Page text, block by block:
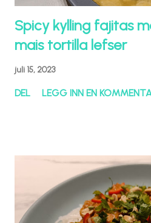
Spicy kylling fajitas
mais tortilla lefser
juli 15, 2023
DEL LEGG INN EN